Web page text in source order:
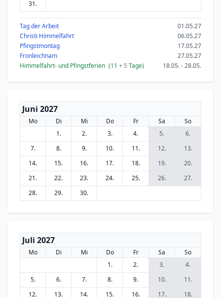
31.
Tag der Arbeit
01.05.27
Christi Himmelfahrt
06.05.27
Pfingstmontag
17.05.27
Fronleichnam
27.05.27
Himmelfahrt- und Pfingstferien (11 + 5 Tage) 18.05. - 28.05.
Juni 2027
Mo Di Mi Do Fr Sa
So
1.
2. 3. 4. 5.
6.
7.
8. 9. 10. 11. 12.
13.
14.
15. 16. 17. 18. 19.
20.
21.
22. 23. 24. 25. 26.
27.
28.
29. 30.
Juli 2027
Mo Di Mi Do Fr Sa
So
1.
2. 3.
4.
5.
6. 7. 8. 9. 10.
11.
12.
13. 14. 15. 16. 17.
18.